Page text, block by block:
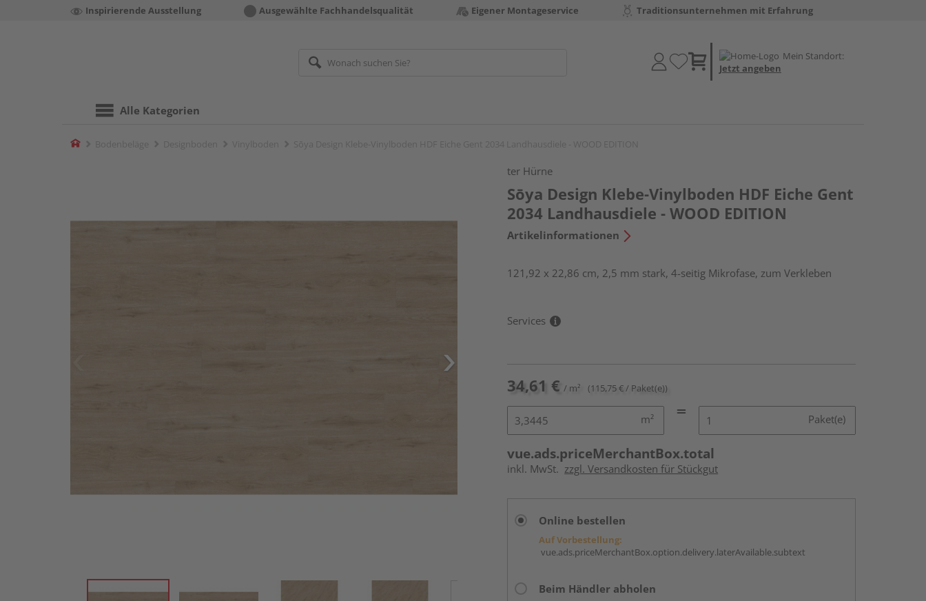
Inspirierende Ausstellung Ausgewählte Fachhandelsqualität Eigener Montageservice Traditionsunternehmen mit Erfahrung
Mein Standort:
Jetzt angeben
Alle Kategorien
Home
ter Hürne
Sōya Design Klebe-Vinylboden HDF Eiche Gent
2034 Landhausdiele - WOOD EDITION
Artikelinformationen
121,92 x 22,86 cm, 2,5 mm stark, 4-seitig Mikrofase, zum Verkleben
Services
34,61 € / m² (115,75 € / Paket(e))
m² Paket(e)
vue.ads.priceMerchantBox.total
inkl. MwSt. zzgl. Versandkosten für Stückgut
Online bestellen
Auf Vorbestellung:
vue.ads.priceMerchantBox.option.delivery.laterAvailable.subtext
Beim Händler abholen